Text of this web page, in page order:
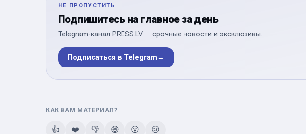
НЕ ПРОПУСТИТЬ
Подпишитесь на главное за день
Telegram-канал PRESS.LV — срочные новости и эксклюзивы.
Подписаться в Telegram→
КАК ВАМ МАТЕРИАЛ?
👍 ❤️ 👎 😄 😮 😢